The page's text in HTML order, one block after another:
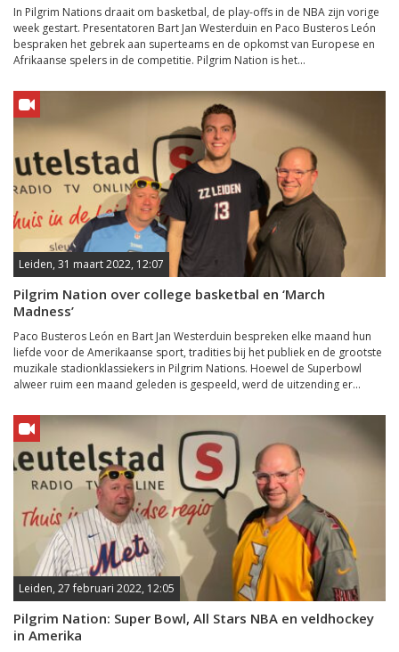
In Pilgrim Nations draait om basketbal, de play-offs in de NBA zijn vorige
week gestart. Presentatoren Bart Jan Westerduin en Paco Busteros León
bespraken het gebrek aan superteams en de opkomst van Europese en
Afrikaanse spelers in de competitie. Pilgrim Nation is het...
Leiden, 31 maart 2022, 12:07
Pilgrim Nation over college basketbal en ‘March
Madness’
Paco Busteros León en Bart Jan Westerduin bespreken elke maand hun
liefde voor de Amerikaanse sport, tradities bij het publiek en de grootste
muzikale stadionklassiekers in Pilgrim Nations. Hoewel de Superbowl
alweer ruim een maand geleden is gespeeld, werd de uitzending er...
Leiden, 27 februari 2022, 12:05
Pilgrim Nation: Super Bowl, All Stars NBA en veldhockey
in Amerika